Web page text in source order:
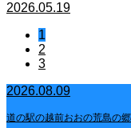
2026.05.19
1
2
3
2026.08.09
道の駅の越前おおの荒島の